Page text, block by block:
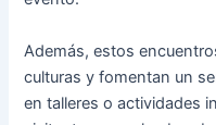
Además, estos
culturas y fomentan un
en talleres o actividades